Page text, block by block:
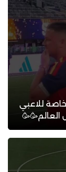
للاعبي
العالم🥳🥳